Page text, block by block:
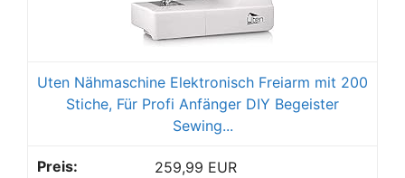
Uten Nähmaschine Elektronisch Freiarm mit 200
Stiche, Für Profi Anfänger DIY Begeister
Sewing...
259,99 EUR